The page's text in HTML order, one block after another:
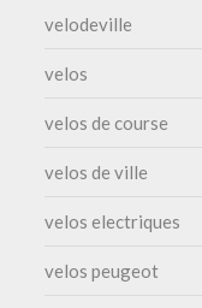
velodeville
velos
velos de course
velos de ville
velos electriques
velos peugeot